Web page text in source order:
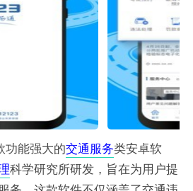
功能强大的交通 服务类安卓软
科学研究所研发，旨在为用户提